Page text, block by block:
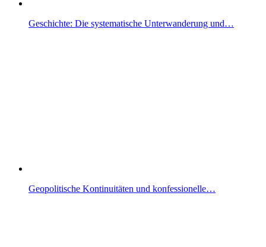
Geschichte: Die systematische Unterwanderung und…
Geopolitische Kontinuitäten und konfessionelle…